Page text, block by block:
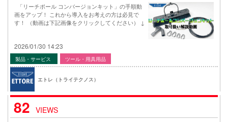
「リーチポール コンバージョンキット」の手順動
画をアップ！ これから導入をお考えの方は必見で
す！ （動画は下記画像をクリックしてください） ↓
2026/01/30 14:23
製品・サービス ツール・用具用品
エトレ（トライテクノス）
82 VIEWS